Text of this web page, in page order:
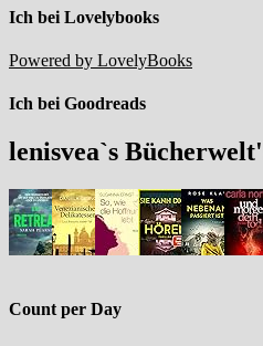
Ich bei Lovelybooks
Powered by LovelyBooks
Ich bei Goodreads
lenisvea`s
Count per Day